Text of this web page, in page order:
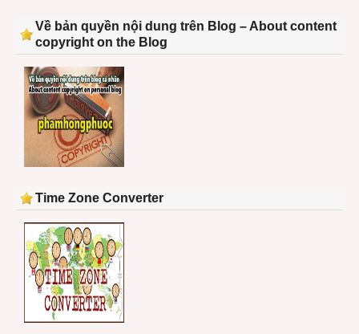
Về bản quyền nội dung trên Blog – About content
copyright on the Blog
Time Zone Converter